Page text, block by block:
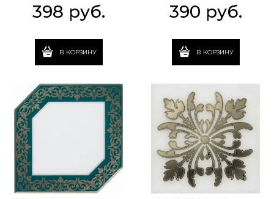
398 руб.
В КОРЗИНУ
390 руб.
В КОРЗИНУ